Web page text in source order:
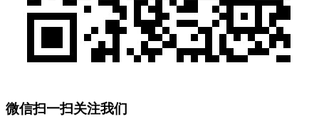
微信扫一扫关注我们